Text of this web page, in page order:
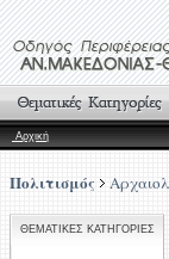
Αρχική
Πολιτισμός
ΘΕΜΑΤΙΚΕΣ ΚΑΤΗΓΟΡΙΕΣ